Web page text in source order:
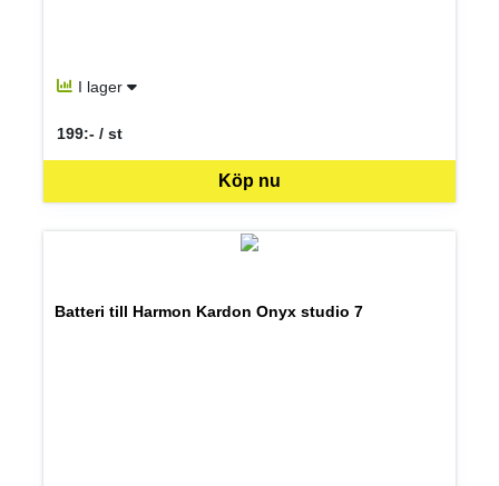
I lager
Köp nu
199:- / st
SEK per ST
Batteri till Harmon Kardon Onyx studio 7